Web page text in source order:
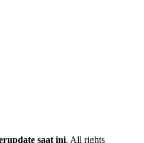
saat ini. All rights